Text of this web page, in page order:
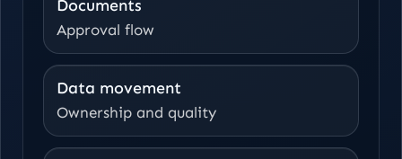
Documents
Approval flow
Data movement
Ownership and quality